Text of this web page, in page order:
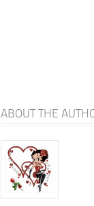
ABOUT THE